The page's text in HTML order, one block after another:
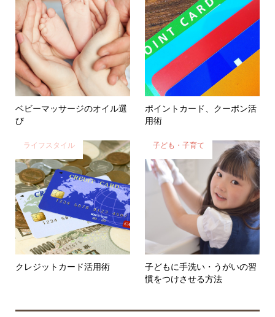
ベビーマッサージのオイル選
び
ポイントカード、クーポン活
用術
ライフスタイル
クレジットカード活用術
子ども・子育て
子どもに手洗い・うがいの習
慣をつけさせる方法